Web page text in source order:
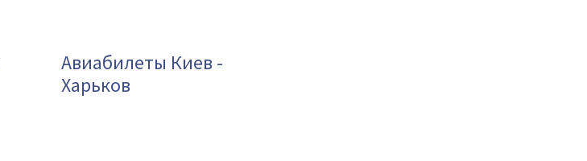
Авиабилеты Киев -
Харьков